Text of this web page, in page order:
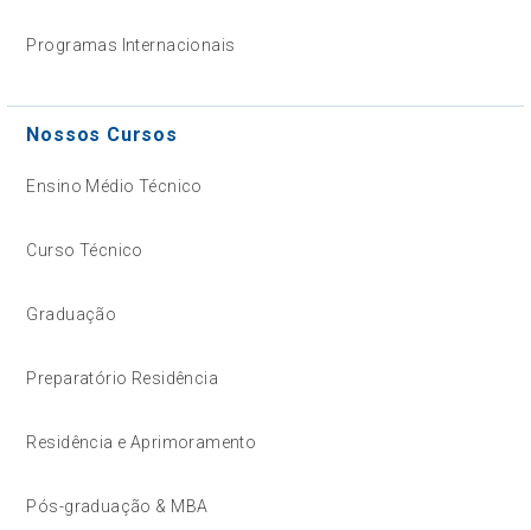
Programas Internacionais
Nossos Cursos
Ensino Médio Técnico
Curso Técnico
Graduação
Preparatório Residência
Residência e Aprimoramento
Pós-graduação & MBA